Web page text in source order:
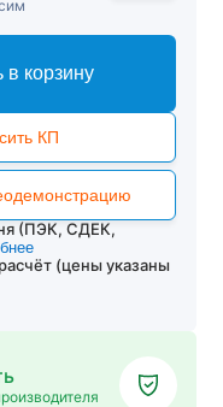
в корзину
КП
(ПЭК, СДЕК,
(цены указаны